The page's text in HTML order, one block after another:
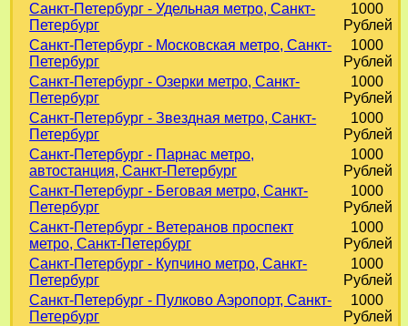
Санкт-Петербург - Удельная метро, Санкт-
Петербург
1000
Рублей
Санкт-Петербург - Московская метро, Санкт-
Петербург
1000
Рублей
Санкт-Петербург - Озерки метро, Санкт-
Петербург
1000
Рублей
Санкт-Петербург - Звездная метро, Санкт-
Петербург
1000
Рублей
Санкт-Петербург - Парнас метро,
автостанция, Санкт-Петербург
1000
Рублей
Санкт-Петербург - Беговая метро, Санкт-
Петербург
1000
Рублей
Санкт-Петербург - Ветеранов проспект
метро, Санкт-Петербург
1000
Рублей
Санкт-Петербург - Купчино метро, Санкт-
Петербург
1000
Рублей
Санкт-Петербург - Пулково Аэропорт, Санкт-
Петербург
1000
Рублей